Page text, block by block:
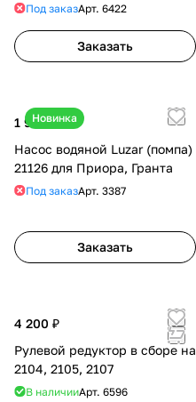
Под заказАрт. 6422
Заказать
Новинка
1 990 ₽
Насос водяной Luzar (помпа)
21126 для Приора, Гранта
Под заказАрт. 3387
Заказать
4 200 ₽
Рулевой редуктор в сборе на
2104, 2105, 2107
В наличииАрт. 6596